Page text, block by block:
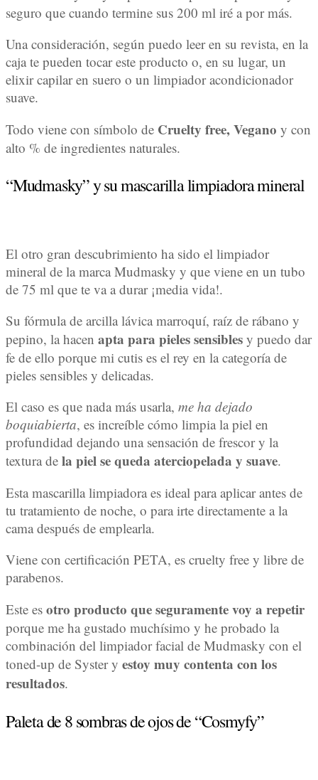
seguro que cuando termine sus 200 ml iré a por más.
Una consideración, según puedo leer en su revista, en la
caja te pueden tocar este producto o, en su lugar, un
elixir capilar en suero o un limpiador acondicionador
suave.
Todo viene con símbolo de Cruelty free, Vegano y con
alto % de ingredientes naturales.
“Mudmasky” y su mascarilla limpiadora mineral
El otro gran descubrimiento ha sido el limpiador
mineral de la marca Mudmasky y que viene en un tubo
de 75 ml que te va a durar ¡media vida!.
Su fórmula de arcilla lávica marroquí, raíz de rábano y
pepino, la hacen apta para pieles sensibles y puedo dar
fe de ello porque mi cutis es el rey en la categoría de
pieles sensibles y delicadas.
El caso es que nada más usarla, me ha dejado
boquiabierta, es increíble cómo limpia la piel en
profundidad dejando una sensación de frescor y la
textura de la piel se queda aterciopelada y suave.
Esta mascarilla limpiadora es ideal para aplicar antes de
tu tratamiento de noche, o para irte directamente a la
cama después de emplearla.
Viene con certificación PETA, es cruelty free y libre de
parabenos.
Este es otro producto que seguramente voy a repetir
porque me ha gustado muchísimo y he probado la
combinación del limpiador facial de Mudmasky con el
toned-up de Syster y estoy muy contenta con los
resultados.
Paleta de 8 sombras de ojos de “Cosmyfy”